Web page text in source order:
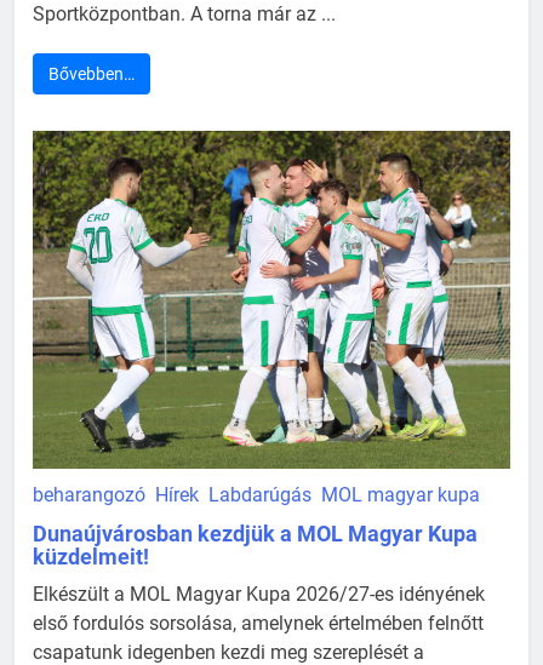
Sportközpontban. A torna már az ...
Bővebben…
beharangozó Hírek Labdarúgás MOL magyar kupa
Dunaújvárosban kezdjük a MOL Magyar Kupa
küzdelmeit!
Elkészült a MOL Magyar Kupa 2026/27-es idényének
első fordulós sorsolása, amelynek értelmében felnőtt
csapatunk idegenben kezdi meg szereplését a